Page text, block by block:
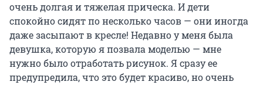
очень долгая и тяжелая прическа. И дети
спокойно сидят по несколько часов — они иногда
даже засыпают в кресле! Недавно у меня была
девушка, которую я позвала моделью — мне
нужно было отработать рисунок. Я сразу ее
предупредила, что это будет красиво, но очень